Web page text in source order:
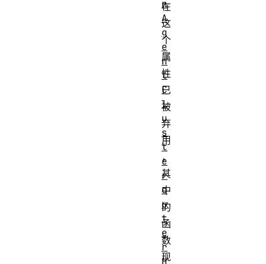
在
这
个
属
性
已
被
弃
用
，
其
中
的
函
数
现
n
A
g
e
n
t
C
l
u
s
t
e
r
o
u
t
e
r
H